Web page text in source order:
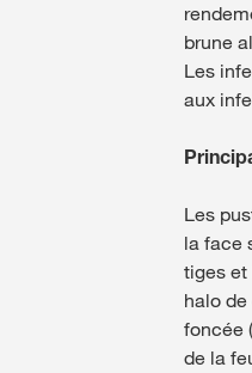
brune
Les
aux
Les
la face
tiges et
halo
foncée
de la